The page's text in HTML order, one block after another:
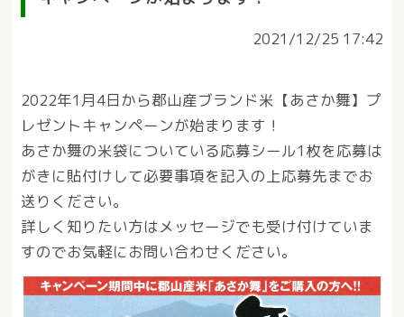
2021/12/25 17:42
2022年1月4日から郡山産ブランド米【あさか舞】プ
レゼントキャンペーンが始まります！
あさか舞の米袋についている応募シール1枚を応募は
がきに貼付けして必要事項を記入の上応募先までお
送りください。
詳しく知りたい方はメッセージでも受け付けていま
すのでお気軽にお問い合わせください。